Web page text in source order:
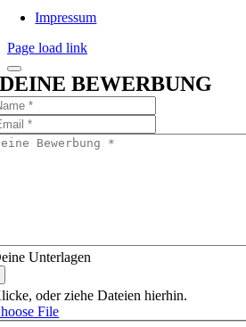
Impressum
Page load link
DEINE BEWERBUNG
Unterlagen
oder ziehe Dateien hierhin.
File